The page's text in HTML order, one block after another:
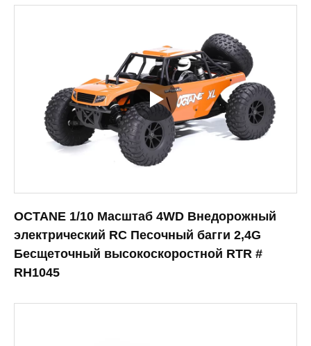
OCTANE 1/10 Масштаб 4WD Внедорожный
электрический RC Песочный багги 2,4G
Бесщеточный высокоскоростной RTR #
RH1045